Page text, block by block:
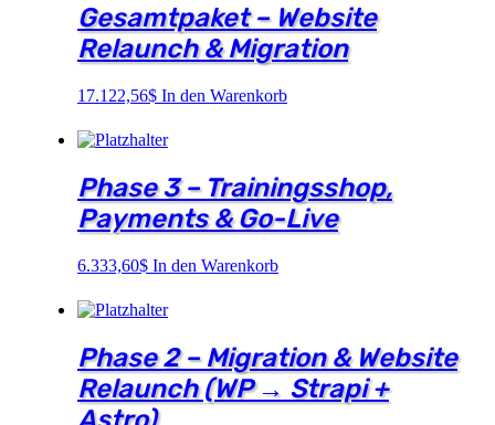
Gesamtpaket – Website
Relaunch & Migration
17.122,56$ In den Warenkorb
Phase 3 – Trainingsshop,
Payments & Go-Live
6.333,60$ In den Warenkorb
Phase 2 – Migration & Website
Relaunch (WP → Strapi +